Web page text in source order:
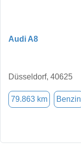
Audi A8
Düsseldorf, 40625
79.863 km Benzin